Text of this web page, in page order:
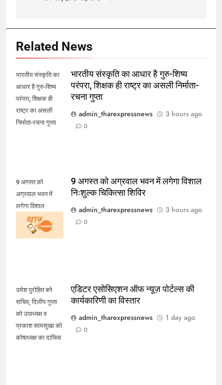
Related News
भारतीय संस्कृति का
आधार है गुरु-शिष्य
परंपरा, शिक्षक ही
राष्ट्र का असली
निर्माता-रचना गुप्ता
भारतीय संस्कृति का आधार है गुरु-शिष्य
परंपरा, शिक्षक ही राष्ट्र का असली निर्माता-
रचना गुप्ता
admin_tharexpressnews
3 hours ago
0
9 अगस्त को
अग्रवाल भवन में
लगेगा विशाल
निःशुल्क चिकित्सा
शिविर
9 अगस्त को अग्रवाल भवन में लगेगा विशाल
निःशुल्क चिकित्सा शिविर
admin_tharexpressnews
3 hours ago
0
उमेश पुरोहित बने
सचिव, दिलीप गुप्ता
को उपाध्यक्ष व
प्रकाश सामसुखा को
कोषाध्यक्ष का दायित्व
एडिटर एसोसिएशन ऑफ न्यूज़ पोर्टल्स की
कार्यकारिणी का विस्तार
admin_tharexpressnews
1 day ago
0